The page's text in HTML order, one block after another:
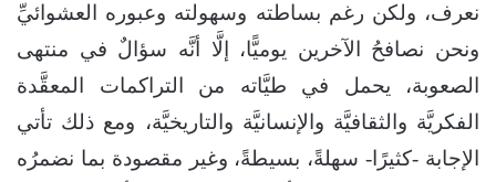
نعرف، ولكن رغم بساطته وسهولته وعبوره العشوائيِّ
ونحن نصافحُ الآخرين يوميًّا، إلَّا أنَّه سؤالٌ في منتهى
الصعوبة، يحمل في طيَّاته من التراكمات المعقَّدة
الفكريَّة والثقافيَّة والإنسانيَّة والتاريخيَّة، ومع ذلك تأتي
الإجابة -كثيرًا- سهلةً، بسيطةً، وغير مقصودة بما نضمرُه